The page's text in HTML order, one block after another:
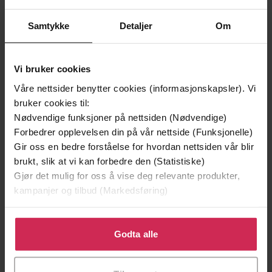
Samtykke Detaljer Om
Vi bruker cookies
Våre nettsider benytter cookies (informasjonskapsler). Vi
bruker cookies til:
Nødvendige funksjoner på nettsiden (Nødvendige)
Forbedrer opplevelsen din på vår nettside (Funksjonelle)
Gir oss en bedre forståelse for hvordan nettsiden vår blir
brukt, slik at vi kan forbedre den (Statistiske)
Gjør det mulig for oss å vise deg relevante produkter,
kampanjer og tilbud (Markedsføring)
Klikk på «Godta alle» for å gi oss ditt samtykke til å
bruke cookies for alle disse formålene. Du kan også
tilpasse ditt samtykke til spesifikke formål ved å klikke
Godta alle
249,-
Ingen
Pascal Engman
Skinndød